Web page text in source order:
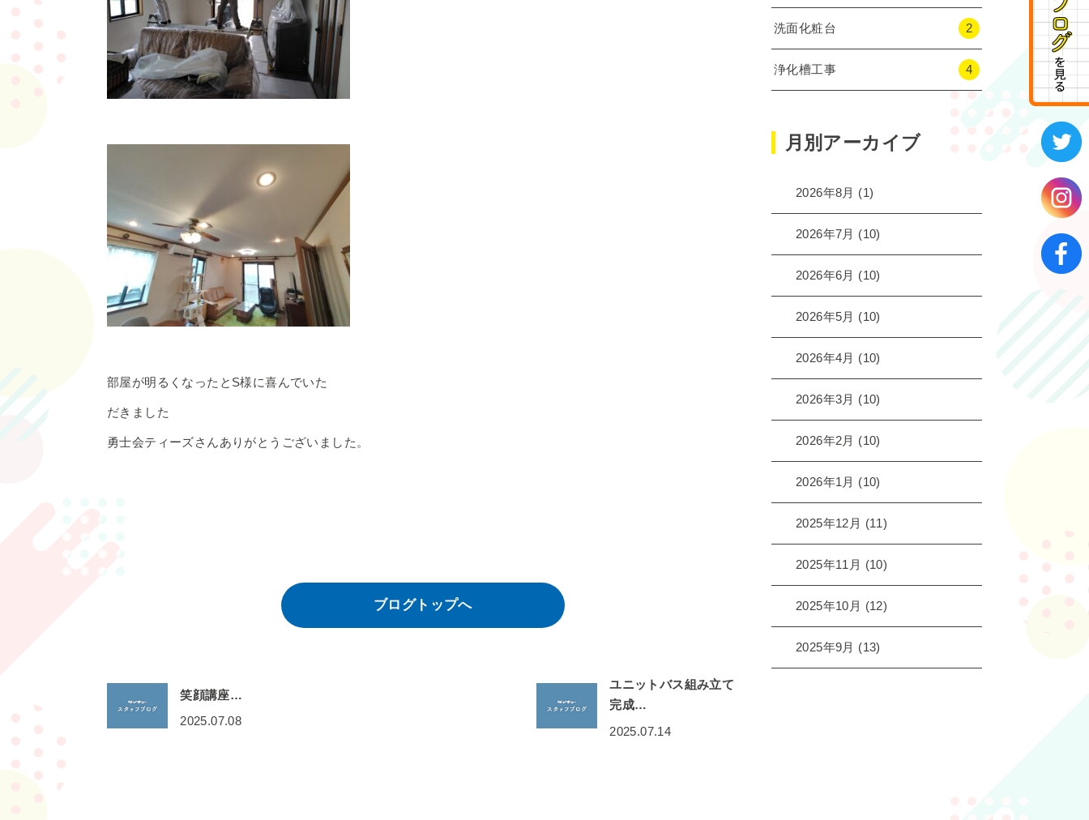
部屋が明るくなったとS様に喜んでいた
だきました
勇士会ティーズさんありがとうございました。
ブログトップへ
笑顔講座…
2025.07.08
ユニットバス組み立て
完成…
2025.07.14
洗面化粧台 2
浄化槽工事 4
月別アーカイブ
2026年8月 (1)
2026年7月 (10)
2026年6月 (10)
2026年5月 (10)
2026年4月 (10)
2026年3月 (10)
2026年2月 (10)
2026年1月 (10)
2025年12月 (11)
2025年11月 (10)
2025年10月 (12)
2025年9月 (13)